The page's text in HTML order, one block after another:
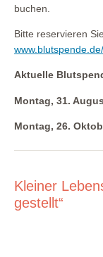
buchen.
Bitte reservieren
Aktuelle
Montag, 31.
Montag, 26.
Kleiner
gestellt“